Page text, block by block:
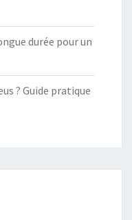
durée pour un
? Guide pratique